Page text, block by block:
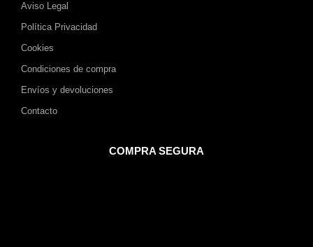
Aviso Legal
Política Privacidad
Cookies
Condiciones de compra
Envíos y devoluciones
Contacto
COMPRA SEGURA